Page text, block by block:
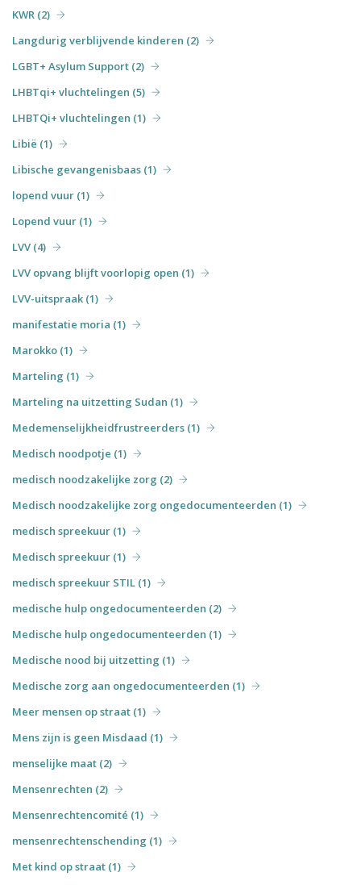
KWR (2)
Langdurig verblijvende kinderen (2)
LGBT+ Asylum Support (2)
LHBTqi+ vluchtelingen (5)
LHBTQi+ vluchtelingen (1)
Libië (1)
Libische gevangenisbaas (1)
lopend vuur (1)
Lopend vuur (1)
LVV (4)
LVV opvang blijft voorlopig open (1)
LVV-uitspraak (1)
manifestatie moria (1)
Marokko (1)
Marteling (1)
Marteling na uitzetting Sudan (1)
Medemenselijkheidfrustreerders (1)
Medisch noodpotje (1)
medisch noodzakelijke zorg (2)
Medisch noodzakelijke zorg ongedocumenteerden (1)
medisch spreekuur (1)
Medisch spreekuur (1)
medisch spreekuur STIL (1)
medische hulp ongedocumenteerden (2)
Medische hulp ongedocumenteerden (1)
Medische nood bij uitzetting (1)
Medische zorg aan ongedocumenteerden (1)
Meer mensen op straat (1)
Mens zijn is geen Misdaad (1)
menselijke maat (2)
Mensenrechten (2)
Mensenrechtencomité (1)
mensenrechtenschending (1)
Met kind op straat (1)